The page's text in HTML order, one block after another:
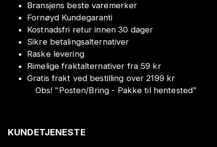
Bransjens beste varemerker
Fornøyd Kundegaranti
Kostnadsfri retur innen 30 dager
Sikre betalingsalternativer
Raske levering
Rimelige fraktalternativer fra 59 kr
Gratis frakt ved bestilling over 2199 kr
Obs! "Posten/Bring - Pakke til hentested"
KUNDETJENESTE